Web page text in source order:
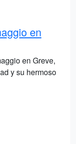
en
en Greve,
y su hermoso